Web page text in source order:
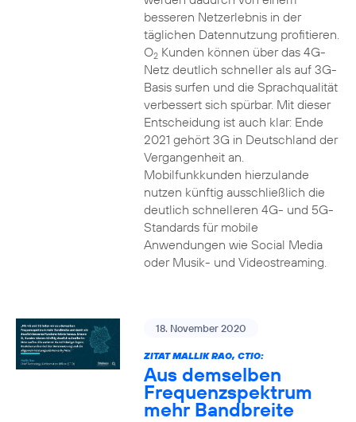
besseren Netzerlebnis in der
täglichen Datennutzung profitieren.
O2Kunden können über das 4G-
Netz deutlich schneller als auf 3G-
Basis surfen und die Sprachqualität
verbessert sich spürbar. Mit dieser
Entscheidung ist auch klar: Ende
2021 gehört 3G in Deutschland der
Vergangenheit an.
Mobilfunkkunden hierzulande
nutzen künftig ausschließlich die
deutlich schnelleren 4G- und 5G-
Standards für mobile
Anwendungen wie Social Media
oder Musik- und Videostreaming.
18. November 2020
ZITAT MALLIK RAO, CTIO:
Aus demselben
Frequenzspektrum
mehr Bandbreite